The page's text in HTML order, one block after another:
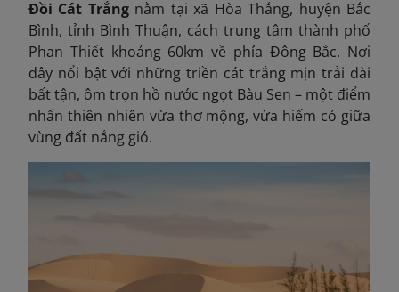
Đồi Cát Trắngnằm tại xã Hòa Thắng, huyện Bắc
Bình, tỉnh Bình Thuận, cách trung tâm thành phố
Phan Thiết khoảng 60km về phía Đông Bắc. Nơi
đây nổi bật với những triền cát trắng mịn trải dài
bất tận, ôm trọn hồ nước ngọt Bàu Sen – một điểm
nhấn thiên nhiên vừa thơ mộng, vừa hiếm có giữa
vùng đất nắng gió.